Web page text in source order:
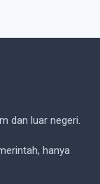
dan luar negeri.
hanya